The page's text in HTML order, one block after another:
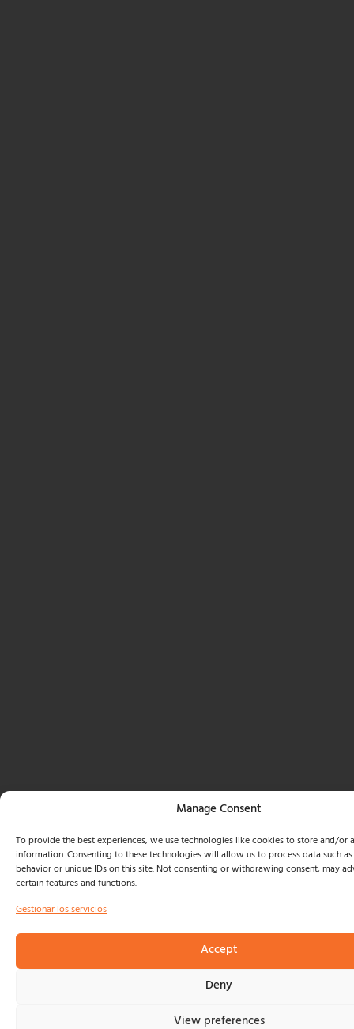
Manage Consent
To provide the best experiences, we use technologies like cookies to store and/or
information. Consenting to these technologies will allow us to process data such
behavior or unique IDs on this site. Not consenting or withdrawing consent, may
certain features and functions.
Gestionar los servicios
Accept
Deny
View preferences